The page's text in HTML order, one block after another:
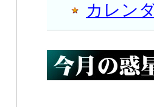
カレン